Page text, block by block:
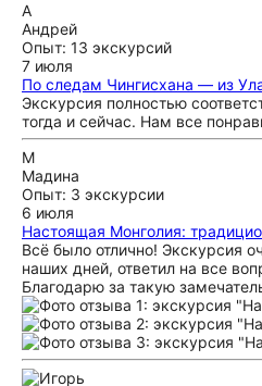
А
Андрей
Опыт: 13 экскурсий
7 июля
По следам Чингисхана — из
Экскурсия полностью
тогда и сейчас. Нам все
М
Мадина
Опыт: 3 экскурсии
6 июля
Настоящая Монголия:
Всё было отлично! Экскурсия
наших дней, ответил на все
Благодарю за такую